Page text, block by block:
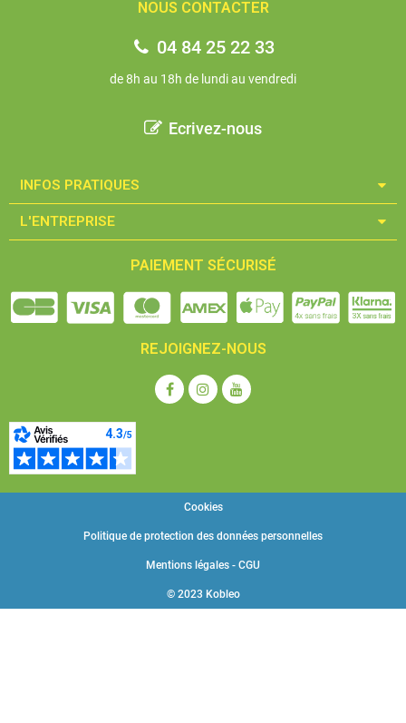
NOUS CONTACTER
04 84 25 22 33
de 8h au 18h de lundi au vendredi
Ecrivez-nous
INFOS PRATIQUES​
L'ENTREPRISE​
PAIEMENT SÉCURISÉ
REJOIGNEZ-NOUS
© 2023 Kobleo
Mentions légales - CGU
Politique de protection des données personnelles
Cookies